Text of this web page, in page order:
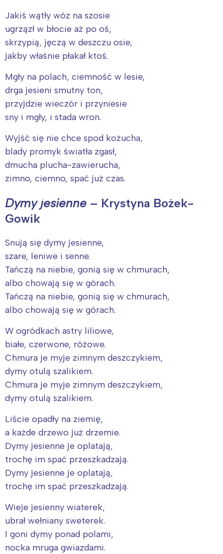
Jakiś wątły wóz na szosie
ugrzązł w błocie aż po oś,
skrzypią, jęczą w deszczu osie,
jakby właśnie płakał ktoś.
Mgły na polach, ciemność w lesie,
drga jesieni smutny ton,
przyjdzie wieczór i przyniesie
sny i mgły, i stada wron.
Wyjść się nie chce spod kożucha,
blady promyk światła zgasł,
dmucha plucha-zawierucha,
zimno, ciemno, spać już czas.
Dymy jesienne – Krystyna Bożek-
Gowik
Snują się dymy jesienne,
szare, leniwe i senne.
Tańczą na niebie, gonią się w chmurach,
albo chowają się w górach.
Tańczą na niebie, gonią się w chmurach,
albo chowają się w górach.
W ogródkach astry liliowe,
białe, czerwone, różowe.
Chmura je myje zimnym deszczykiem,
dymy otulą szalikiem.
Chmura je myje zimnym deszczykiem,
dymy otulą szalikiem.
Liście opadły na ziemię,
a każde drzewo już drzemie.
Dymy jesienne je oplatają,
trochę im spać przeszkadzają.
Dymy jesienne je oplatają,
trochę im spać przeszkadzają.
Wieje jesienny wiaterek,
ubrał wełniany sweterek.
I goni dymy ponad polami,
nocka mruga gwiazdami.
Poznań
Wrocław